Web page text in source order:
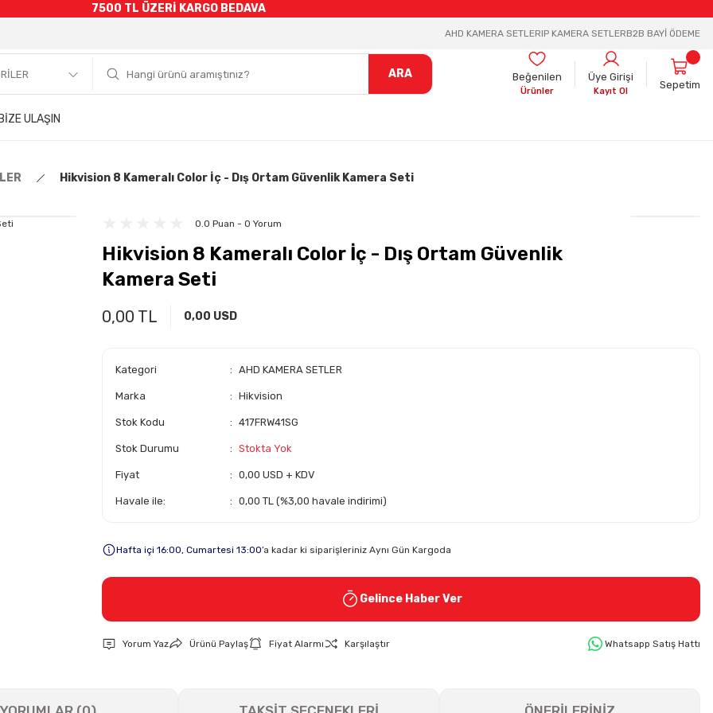
7500 TL ÜZERİ KARGO BEDAVA
AHD KAMERA SETLERIP KAMERA SETLERB2B BAYİ ÖDEME
ARA Beğenilen
Ürünler
Üye Girişi
Kayıt Ol
Sepetim
BİZE ULAŞIN
Hikvision 8 Kameralı Color İç - Dış Ortam Güvenlik Kamera Seti
0.0 Puan - 0 Yorum
Hikvision 8 Kameralı Color İç - Dış Ortam Güvenlik
Kamera Seti
0,00 TL 0,00 USD
Kategori AHD KAMERA SETLER
Marka Hikvision
Stok Kodu 417FRW41SG
Stok Durumu Stokta Yok
Fiyat 0,00 USD + KDV
Havale ile: 0,00 TL (%3,00 havale indirimi)
Hafta içi 16:00, Cumartesi 13:00’a kadar ki siparişleriniz Aynı Gün Kargoda
Gelince Haber Ver
Yorum Yaz Ürünü Paylaş Fiyat Alarmı Karşılaştır Whatsapp Satış Hattı